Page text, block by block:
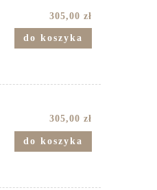
305,00 zł
do koszyka
305,00 zł
do koszyka